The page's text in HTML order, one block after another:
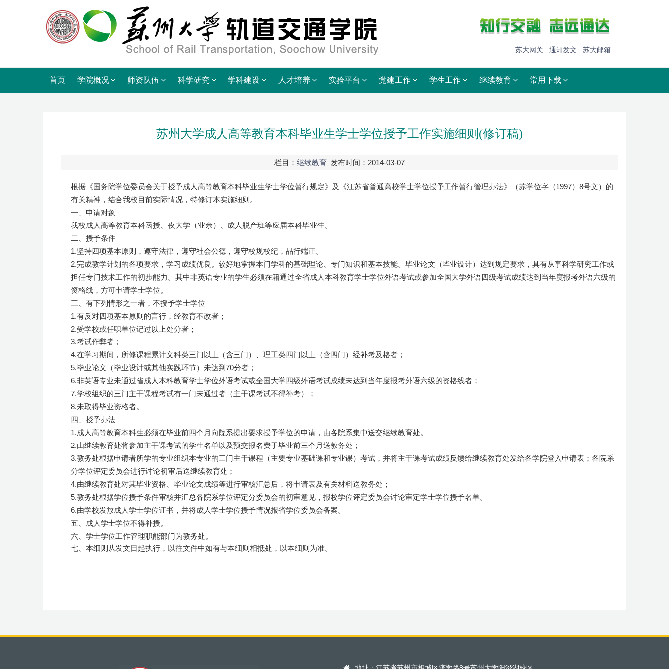
苏大网关 通知发文 苏大邮箱
首页 学院概况 师资队伍 科学研究 学科建设 人才培养 实验平台 党建工作 学生工作 继续教育 常用下载
苏州大学成人高等教育本科毕业生学士学位授予工作实施细则(修订稿)
栏目： 继续教育 发布时间：2014-03-07
根据《国务院学位委员会关于授予成人高等教育本科毕业生学士学位暂行规定》及《江苏省普通高校学士学位授予工作暂行管理办法》（苏学位字（1997）8号文）的
有关精神，结合我校目前实际情况，特修订本实施细则。
一、申请对象
我校成人高等教育本科函授、夜大学（业余）、成人脱产班等应届本科毕业生。
二、授予条件
1.坚持四项基本原则，遵守法律，遵守社会公德，遵守校规校纪，品行端正。
2.完成教学计划的各项要求，学习成绩优良。较好地掌握本门学科的基础理论、专门知识和基本技能。毕业论文（毕业设计）达到规定要求，具有从事科学研究工作或
担任专门技术工作的初步能力。其中非英语专业的学生必须在籍通过全省成人本科教育学士学位外语考试或参加全国大学外语四级考试成绩达到当年度报考外语六级的
资格线，方可申请学士学位。
三、有下列情形之一者，不授予学士学位
1.有反对四项基本原则的言行，经教育不改者；
2.受学校或任职单位记过以上处分者；
3.考试作弊者；
4.在学习期间，所修课程累计文科类三门以上（含三门）、理工类四门以上（含四门）经补考及格者；
5.毕业论文（毕业设计或其他实践环节）未达到70分者；
6.非英语专业未通过省成人本科教育学士学位外语考试或全国大学四级外语考试成绩未达到当年度报考外语六级的资格线者；
7.学校组织的三门主干课程考试有一门未通过者（主干课考试不得补考）；
8.未取得毕业资格者。
四、授予办法
1.成人高等教育本科生必须在毕业前四个月向院系提出要求授予学位的申请，由各院系集中送交继续教育处。
2.由继续教育处将参加主干课考试的学生名单以及预交报名费于毕业前三个月送教务处；
3.教务处根据申请者所学的专业组织本专业的三门主干课程（主要专业基础课和专业课）考试，并将主干课考试成绩反馈给继续教育处发给各学院登入申请表；各院系
分学位评定委员会进行讨论初审后送继续教育处；
4.由继续教育处对其毕业资格、毕业论文成绩等进行审核汇总后，将申请表及有关材料送教务处；
5.教务处根据学位授予条件审核并汇总各院系学位评定分委员会的初审意见，报校学位评定委员会讨论审定学士学位授予名单。
6.由学校发放成人学士学位证书，并将成人学士学位授予情况报省学位委员会备案。
五、成人学士学位不得补授。
六、学士学位工作管理职能部门为教务处。
七、本细则从发文日起执行，以往文件中如有与本细则相抵处，以本细则为准。